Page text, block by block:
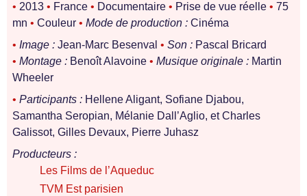
• 2013 • France • Documentaire • Prise de vue réelle • 75
mn • Couleur • Mode de production : Cinéma
• Image : Jean-Marc Besenval • Son : Pascal Bricard
• Montage : Benoît Alavoine • Musique originale : Martin
Wheeler
• Participants : Hellene Aligant, Sofiane Djabou,
Samantha Seropian, Mélanie Dall’Aglio, et Charles
Galissot, Gilles Devaux, Pierre Juhasz
Producteurs :
Les Films de l’Aqueduc
TVM Est parisien